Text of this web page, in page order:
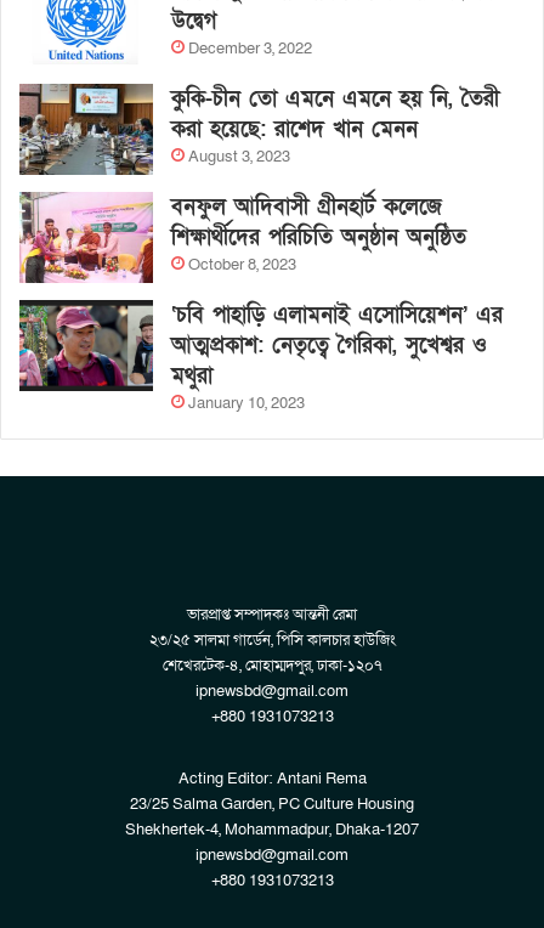
উদ্বেগ
December 3, 2022
কুকি-চীন তো এমনে এমনে হয় নি, তৈরী
করা হয়েছে: রাশেদ খান মেনন
August 3, 2023
বনফুল আদিবাসী গ্রীনহার্ট কলেজে
শিক্ষার্থীদের পরিচিতি অনুষ্ঠান অনুষ্ঠিত
October 8, 2023
‘চবি পাহাড়ি এলামনাই এসোসিয়েশন’ এর
আত্মপ্রকাশ: নেতৃত্বে গৈরিকা, সুখেশ্বর ও
মথুরা
January 10, 2023
ভারপ্রাপ্ত সম্পাদকঃ আন্তনী রেমা
২৩/২৫ সালমা গার্ডেন, পিসি কালচার হাউজিং
শেখেরটেক-৪, মোহাম্মদপুর, ঢাকা-১২০৭
ipnewsbd@gmail.com
+880 1931073213
Acting Editor: Antani Rema
23/25 Salma Garden, PC Culture Housing
Shekhertek-4, Mohammadpur, Dhaka-1207
ipnewsbd@gmail.com
+880 1931073213